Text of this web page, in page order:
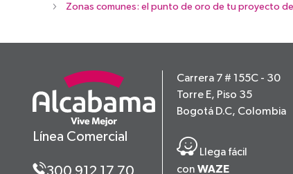
Zonas comunes: el punto de oro de tu proyecto
Línea Comercial
300 912 17 70
Carrera 7 # 155C - 30
Torre E, Piso 35
Bogotá D.C, Colombia
Llega fácil
con WAZE